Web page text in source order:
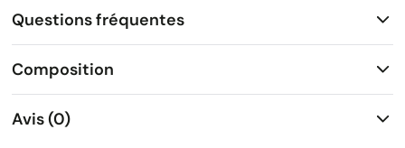
Questions fréquentes
Composition
Avis (0)